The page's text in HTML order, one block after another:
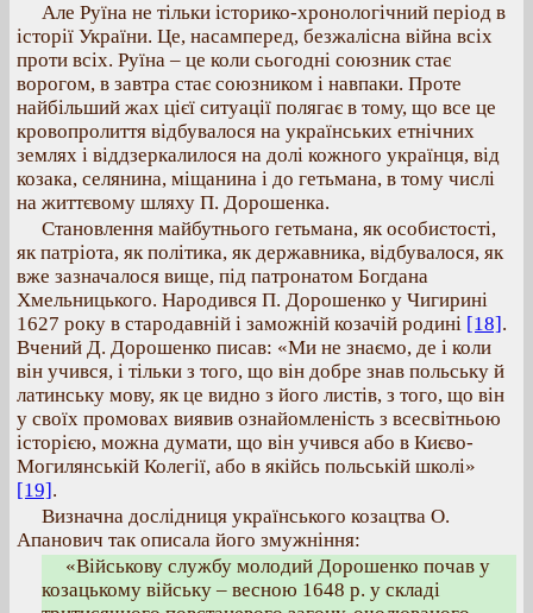
Але Руїна не тільки історико-хронологічний період в
історії України. Це, насамперед, безжалісна війна всіх
проти всіх. Руїна – це коли сьогодні союзник стає
ворогом, в завтра стає союзником і навпаки. Проте
найбільший жах цієї ситуації полягає в тому, що все це
кровопролиття відбувалося на українських етнічних
землях і віддзеркалилося на долі кожного українця, від
козака, селянина, міщанина і до гетьмана, в тому числі
на життєвому шляху П. Дорошенка.
Становлення майбутнього гетьмана, як особистості,
як патріота, як політика, як державника, відбувалося, як
вже зазначалося вище, під патронатом Богдана
Хмельницького. Народився П. Дорошенко у Чигирині
1627 року в стародавній і заможній козачій родині [18].
Вчений Д. Дорошенко писав: «Ми не знаємо, де і коли
він учився, і тільки з того, що він добре знав польську й
латинську мову, як це видно з його листів, з того, що він
у своїх промовах виявив ознайомленість з всесвітньою
історією, можна думати, що він учився або в Києво-
Могилянській Колегії, або в якійсь польській школі»
[19].
Визначна дослідниця українського козацтва О.
Апанович так описала його змужніння:
«Військову службу молодий Дорошенко почав у
козацькому війську – весною 1648 р. у складі